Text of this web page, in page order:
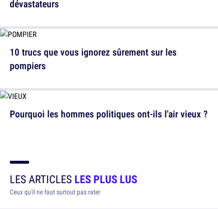
10 trucs que vous ignorez sûrement sur les
pompiers
dévastateurs
Pourquoi les hommes politiques ont-ils l'air vieux ?
LES ARTICLES LES PLUS LUS
Ceux qu'il ne faut surtout pas rater